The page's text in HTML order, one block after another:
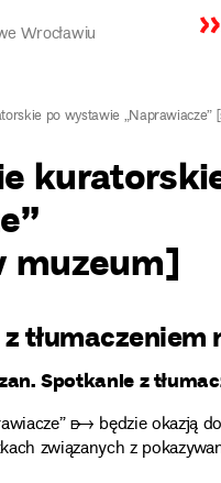
Wrocławiu
po wystawie
muzeum]
tłumaczeniem
Spotkanie z
➸ będzie okazją
związanych z